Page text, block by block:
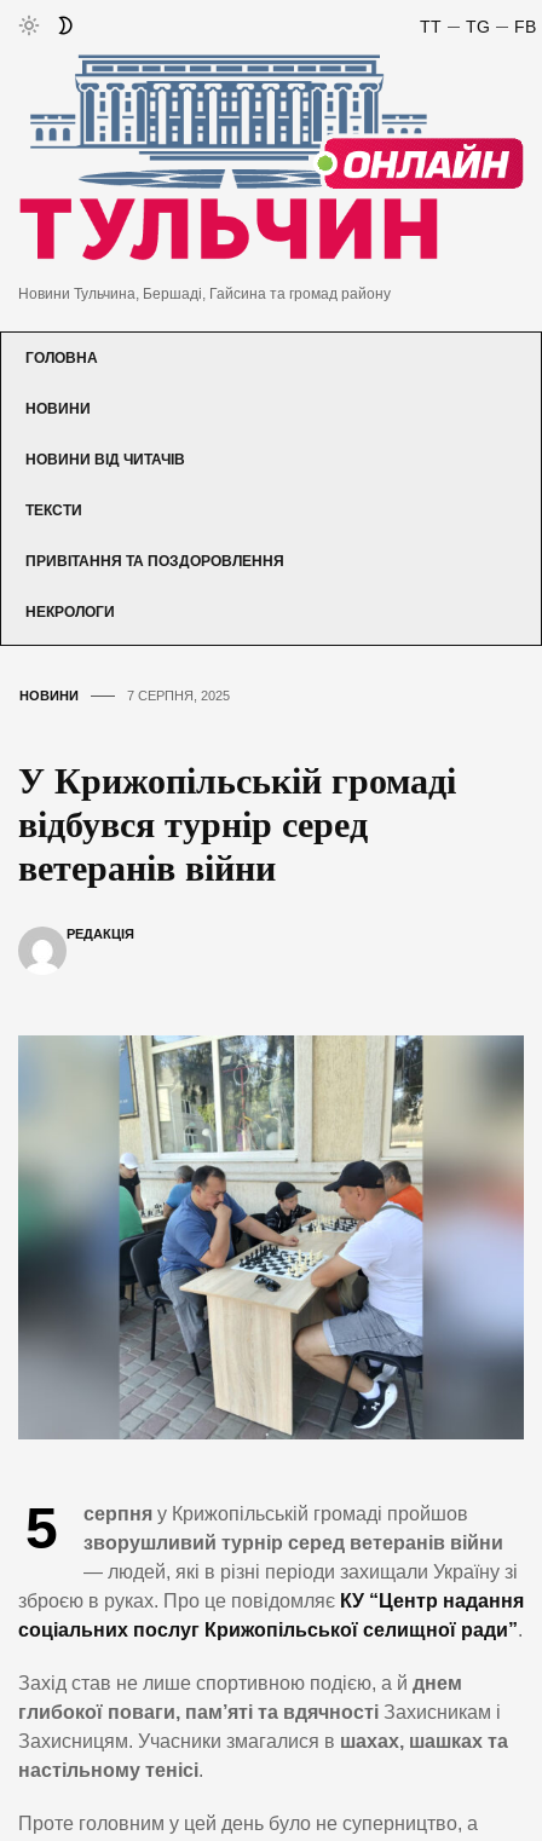
FB
TG
TT
Новини Тульчина, Бершаді, Гайсина та громад району
ГОЛОВНА
НОВИНИ
НОВИНИ ВІД ЧИТАЧІВ
ТЕКСТИ
ПРИВІТАННЯ ТА ПОЗДОРОВЛЕННЯ
НЕКРОЛОГИ
НОВИНИ 7 СЕРПНЯ, 2025
У Крижопільській громаді
відбувся турнір серед
ветеранів війни
РЕДАКЦІЯ
5 серпня у Крижопільській громаді пройшов
зворушливий турнір серед ветеранів війни
— людей, які в різні періоди захищали Україну зі
зброєю в руках. Про це повідомляє КУ “Центр надання
соціальних послуг Крижопільської селищної ради”.
Захід став не лише спортивною подією, а й днем
глибокої поваги, пам’яті та вдячності Захисникам і
Захисницям. Учасники змагалися в шахах, шашках та
настільному тенісі.
Проте головним у цей день було не суперництво, а